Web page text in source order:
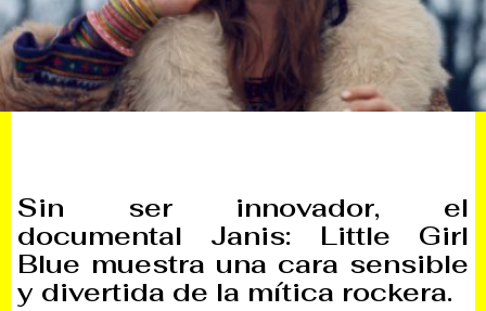
Sin ser innovador, el
documental Janis: Little Girl
Blue muestra una cara sensible
y divertida de la mítica rockera.